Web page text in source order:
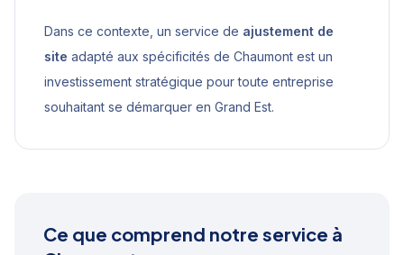
Dans ce contexte, un service de ajustement de
site adapté aux spécificités de Chaumont est un
investissement stratégique pour toute entreprise
souhaitant se démarquer en Grand Est.
Ce que comprend notre service à